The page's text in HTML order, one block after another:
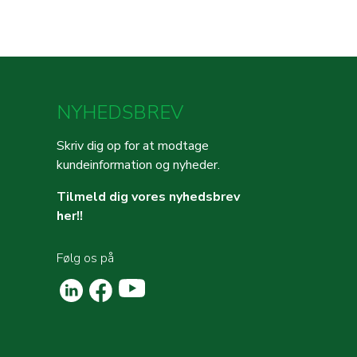
NYHEDSBREV
Skriv dig op for at modtage
kundeinformation og nyheder.
Tilmeld dig vores nyhedsbrev
her!!
Følg os på